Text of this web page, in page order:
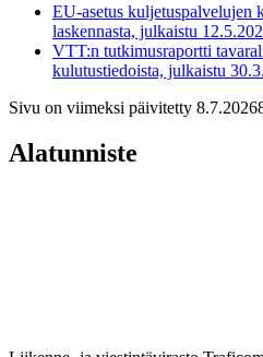
EU-asetus kuljetuspalvelujen
laskennasta, julkaistu
VTT:n tutkimusraportti
kulutustiedoista, julkaistu
Sivu on viimeksi päivitetty 8.7.2026
Alatunniste